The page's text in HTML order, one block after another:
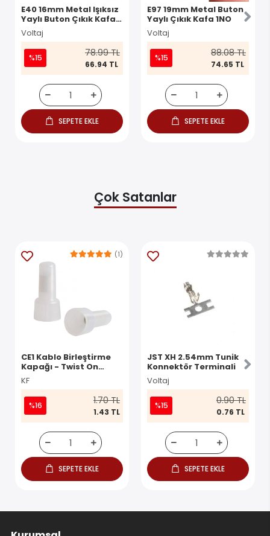
E40 16mm Metal Işıksız
Yaylı Buton Çıkık Kafa 1
NO IP67
Voltaj
%15 78.99 TL
66.94 TL
SEPETE EKLE
E97 19mm Metal Buton
Yaylı Çıkık Kafa 1NO
Voltaj
%15 88.08 TL
74.65 TL
SEPETE EKLE
Çok Satanlar
CE1 Kablo Birleştirme
Kapağı - Twist On
Konnektör
KF
(1)
%16 1.70 TL
1.43 TL
SEPETE EKLE
JST XH 2.54mm Tunik
Konnektör Terminali
Voltaj
%15 0.90 TL
0.76 TL
SEPETE EKLE